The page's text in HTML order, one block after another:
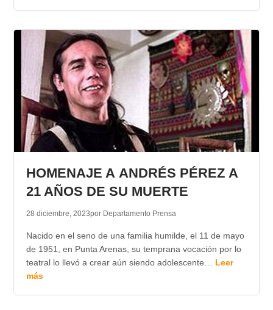
HOMENAJE A ANDRÉS PÉREZ A
21 AÑOS DE SU MUERTE
28 diciembre, 2023por Departamento Prensa
Nacido en el seno de una familia humilde, el 11 de mayo
de 1951, en Punta Arenas, su temprana vocación por lo
teatral lo llevó a crear aún siendo adolescente… Leer
más